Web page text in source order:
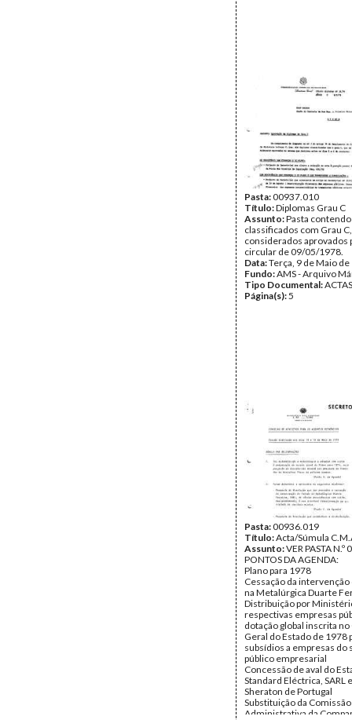
Pasta:00937.010
Título:Diplomas Grau C
Assunto:Pasta
classificados com Grau
considerados aprovados
circular de 09/05/1978.
Data:Terça, 9 de Maio
Fundo:AMS - Arquivo
Tipo Documental:ACTAS
Página(s):5
Pasta:00936.019
Título:Acta/Súmula
Assunto:VER PASTA N.º
PONTOS DA AGENDA:
Plano para 1978
Cessação da intervenção
na Metalúrgica Duarte
Distribuição por
respectivas empresas
dotação global inscrita
Geral do Estado de 1978
subsídios a empresas do
público empresarial
Concessão de aval do
Standard Eléctrica, SARL
Sheraton de Portugal
Substituição da Comissão
Administrativa da